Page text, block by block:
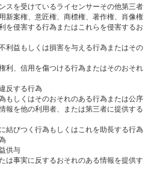
スを受けているライセンサーその他第三者
新案権、意匠権、商標権、著作権、肖像権
を侵害する⾏為またはこれらを侵害するお
利益もしくは損害を与える⾏為またはその
利、信⽤を傷つける⾏為またはそのおそれ
反する⾏為
もしくはそのおそれのある⾏為または公序
報を他の利⽤者、または第三者に提供する
結びつく⾏為もしくはこれを助⻑する⾏為
供与
は事実に反するおそれのある情報を提供す